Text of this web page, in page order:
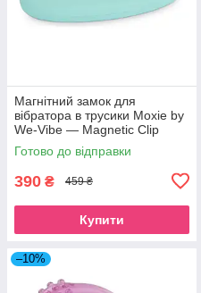
Магнітний замок для
вібратора в трусики Moxie by
We-Vibe — Magnetic Clip
Aqua SO6943
Готово до відправки
390 ₴ 459 ₴
Купити
–10%